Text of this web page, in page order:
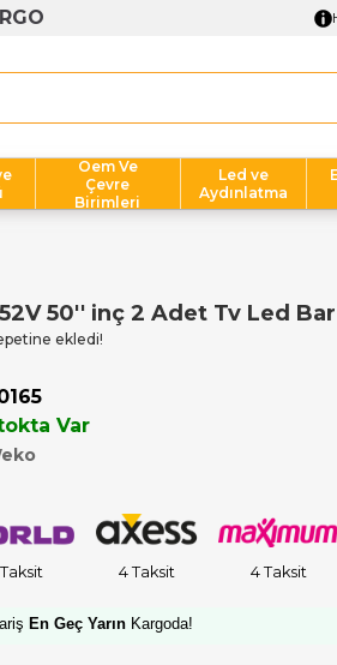
Oem Ve
Çevre
Birimleri
Led ve
Aydınlatma
50'' inç 2 Adet Tv Led Bar
ekledi!
Var
4 Taksit 4 Taksit
En Geç Yarın Kargoda!